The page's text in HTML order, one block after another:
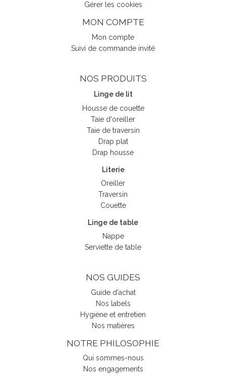
(2 avis)
Gérer les cookies
MON COMPTE
Mon compte
Suivi de commande invité
NOS PRODUITS
Linge de lit
Housse de couette
Taie d'oreiller
Taie de traversin
Drap plat
Drap housse
Literie
Oreiller
Traversin
Couette
Linge de table
Nappe
Serviette de table
NOS GUIDES
Guide d'achat
Nos labels
Hygiène et entretien
Nos matières
NOTRE PHILOSOPHIE
Qui sommes-nous
Nos engagements